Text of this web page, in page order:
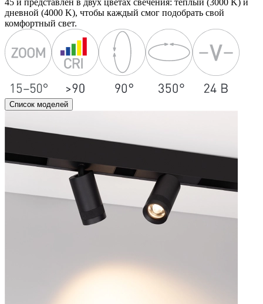
45 и представлен в двух цветах свечения: теплый (3000 K) и
дневной (4000 K), чтобы каждый смог подобрать свой
комфортный свет.
Список моделей